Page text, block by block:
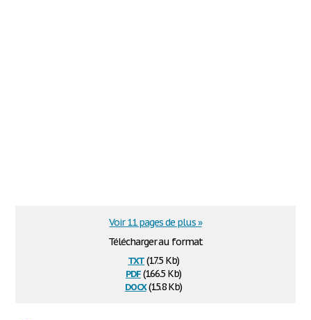
Télécharger au format
txt(17.5 Kb)
pdf(166.5 Kb)
docx(15.8 Kb)
Voir 11 pages de plus »